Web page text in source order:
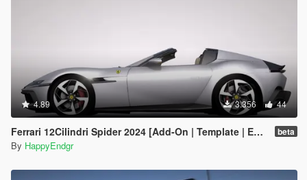
4.89 3.356 44
Ferrari 12Cilindri Spider 2024 [Add-On | Template | Extras] beta
By HappyEndgr